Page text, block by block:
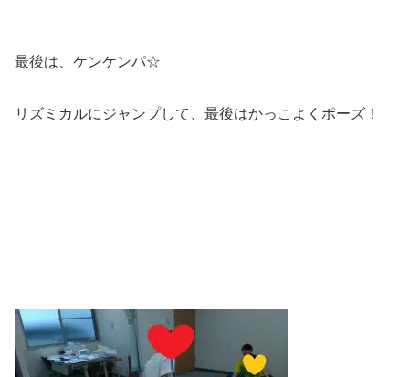
最後は、ケンケンパ☆
リズミカルにジャンプして、最後はかっこよくポーズ！